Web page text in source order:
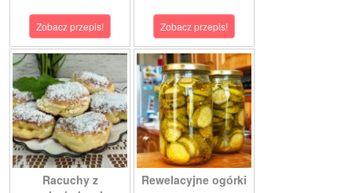
Zobacz przepis! Zobacz przepis!
Racuchy z
Rewelacyjne ogórki